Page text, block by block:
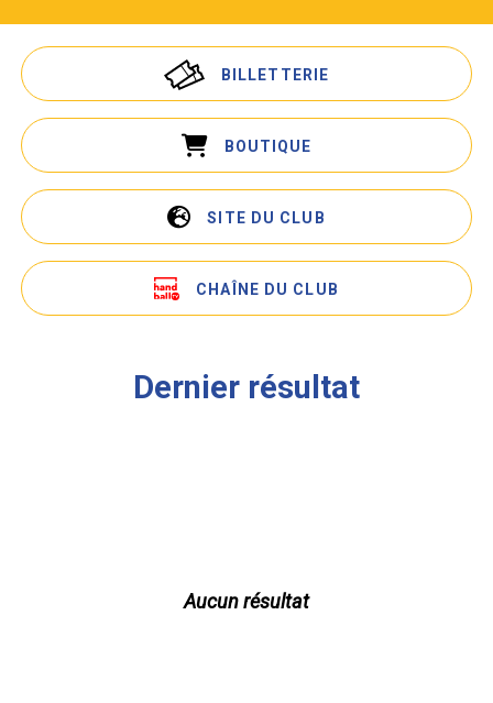
BILLETTERIE
BOUTIQUE
SITE DU CLUB
CHAÎNE DU CLUB
Dernier résultat
Aucun résultat